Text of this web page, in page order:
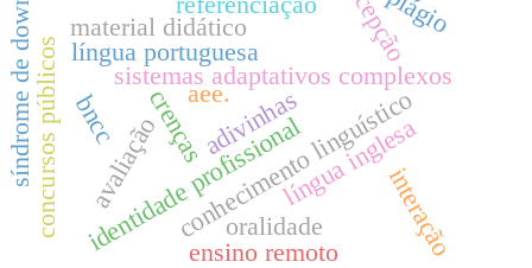
identidade profissional
sistemas adaptativos complexos
crenças
conhecimento linguístico
língua portuguesa
avaliação
concursos públicos adivinhas
síndrome de down
oralidade
língua inglesa
material didático
interação
bncc
ensino remoto
aee.